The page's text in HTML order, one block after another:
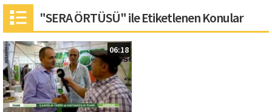
"SERA ÖRTÜSÜ" ile Etiketlenen Konular
06:18